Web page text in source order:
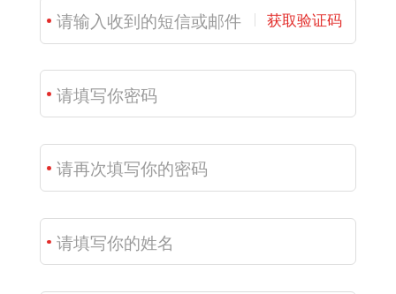
获取验证码